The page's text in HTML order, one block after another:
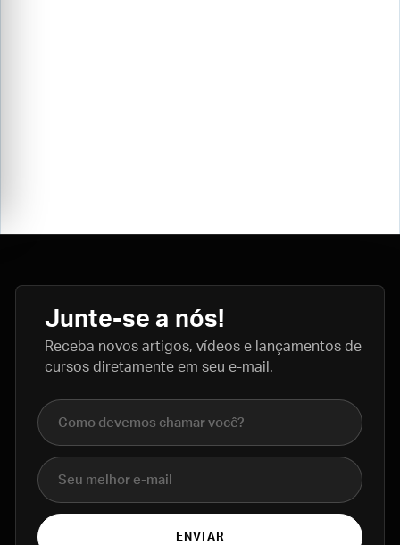
Junte-se a nós!
Receba novos artigos, vídeos e lançamentos de
cursos diretamente em seu e-mail.
Nome completo
E-mail
ENVIAR